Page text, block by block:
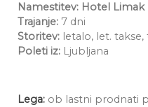
Namestitev: Hotel Limak
Trajanje: 7 dni
Storitev: letalo, let. takse,
Poleti iz: Ljubljana
Lega: ob lastni prodnati